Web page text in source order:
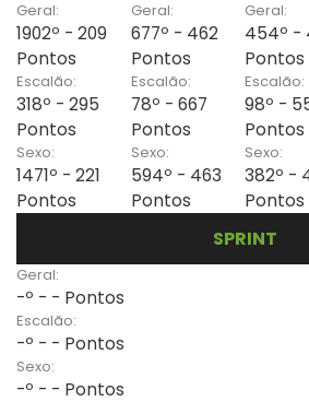
Geral:
1902º - 209
Pontos
Escalão:
318º - 295
Pontos
Sexo:
1471º - 221
Pontos
Geral:
677º - 462
Pontos
Escalão:
78º - 667
Pontos
Sexo:
594º - 463
Pontos
Geral:
454º -
Pontos
Escalão:
98º -
Pontos
Sexo:
382º -
Pontos
SPRINT
Geral:
-º - - Pontos
Escalão:
-º - - Pontos
Sexo:
-º - - Pontos